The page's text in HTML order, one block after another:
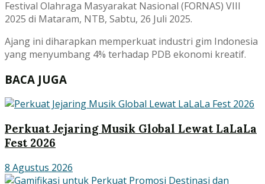
Festival Olahraga Masyarakat Nasional (FORNAS) VIII
2025 di Mataram, NTB, Sabtu, 26 Juli 2025.
Ajang ini diharapkan memperkuat industri gim Indonesia
yang menyumbang 4% terhadap PDB ekonomi kreatif.
BACA JUGA
Perkuat Jejaring Musik Global Lewat LaLaLa
Fest 2026
8 Agustus 2026